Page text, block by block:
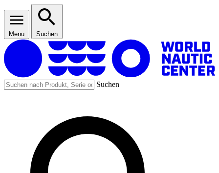
Menu Suchen
Suchen